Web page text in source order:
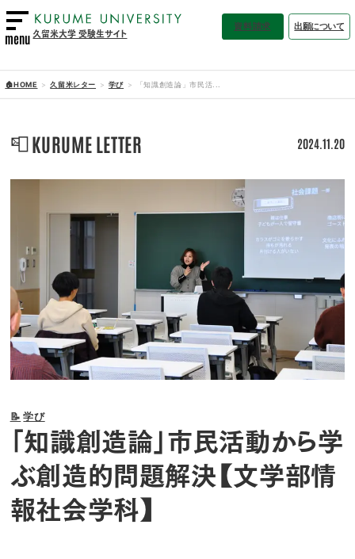
menu 久留米大学 受験生サイト
資料請求 出願について
🏠HOME 久留米レター 学び 「知識創造論」市民活...
📮KURUME LETTER 2024.11.20
📝 学び
「知識創造論」市民活動から学
ぶ創造的問題解決【文学部情
報社会学科】